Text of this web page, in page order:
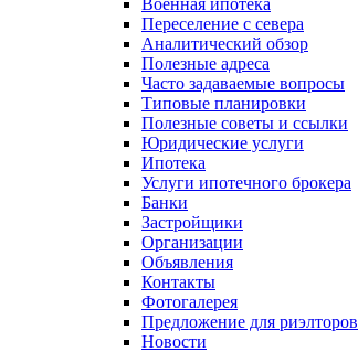
Военная ипотека
Переселение с севера
Аналитический обзор
Полезные адреса
Часто задаваемые вопросы
Типовые планировки
Полезные советы и ссылки
Юридические услуги
Ипотека
Услуги ипотечного брокера
Банки
Застройщики
Организации
Объявления
Контакты
Фотогалерея
Предложение для риэлторов
Новости